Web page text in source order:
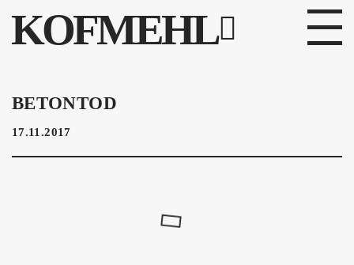
KOFMEHL
PROGRAMM
FABRIKGEFLÜSTER
GALERIE
BETONTOD
17.11.2017